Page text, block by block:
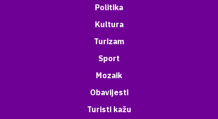
Politika
Kultura
Turizam
Sport
Mozaik
Obavijesti
Turisti kažu